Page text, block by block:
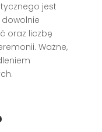
jest
oraz liczbę
Ważne,